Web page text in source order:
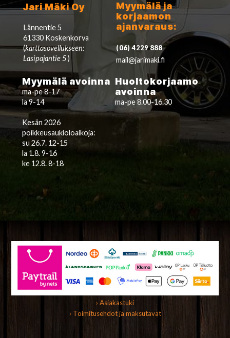
Jari Mäki Oy
Lännentie 5
61330 Koskenkorva
(karttasovellukseen:
Lasipajantie 5)
Myymälä ja
korjaamon
ajanvaraus:
(06) 4229 888
mail@jarimaki.fi
Myymälä avoinna
ma-pe 8-17
la 9-14
Kesän 2026
poikkeusaukioloaikoja:
su 26.7. 12-15
la 1.8. 9-16
ke 12.8. 8-18
Huoltokorjaamo
avoinna
ma-pe 8.00-16.30
› Asiakastuki
› Toimitusehdot ja maksutavat